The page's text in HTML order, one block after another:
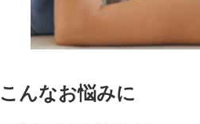
こんなお悩みに